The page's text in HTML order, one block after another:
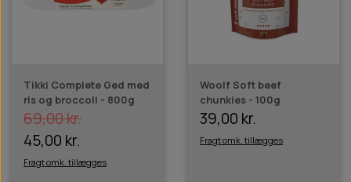
Tikki Complete Ged med
ris og broccoli - 800g
69,00 kr.
45,00 kr.
Fragt omk. tillægges
Woolf Soft beef
chunkies - 100g
39,00 kr.
Fragt omk. tillægges